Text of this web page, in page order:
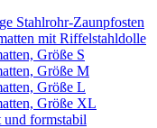
Stahlrohr-Zaunpfosten
mit Riffelstahldolle
Größe S
Größe M
Größe L
Größe XL
und formstabil